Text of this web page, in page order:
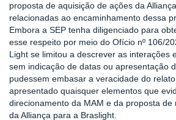
proposta de aquisição de ações da
relacionadas ao encaminhamento dessa
Embora a SEP tenha diligenciado para
esse respeito por meio do Ofício nº 106/
Light se limitou a descrever as interações
sem indicação de datas ou apresentação
pudessem embasar a veracidade do
apresentado quaisquer elementos que
direcionamento da MAM e da proposta de
da Alliança para a Braslight.